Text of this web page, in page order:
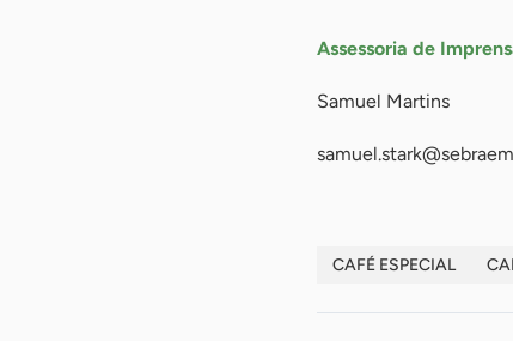
Assessoria de
Samuel Martins
CAFÉ ESPECIAL